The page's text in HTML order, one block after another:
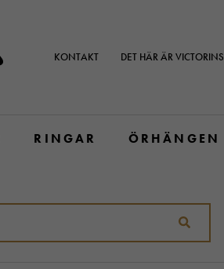
KONTAKT DET HÄR ÄR VICTORINS
RINGAR ÖRHÄNGEN